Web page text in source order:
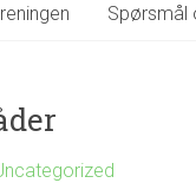
Spørsmål